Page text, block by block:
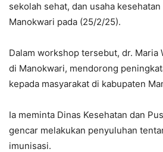
sekolah sehat, dan usaha
Manokwari pada (25/2/25).
Dalam workshop tersebut, dr. Maria
di Manokwari, mendorong
kepada masyarakat di kabupaten
Ia meminta Dinas Kesehatan dan
gencar melakukan penyuluhan
imunisasi.